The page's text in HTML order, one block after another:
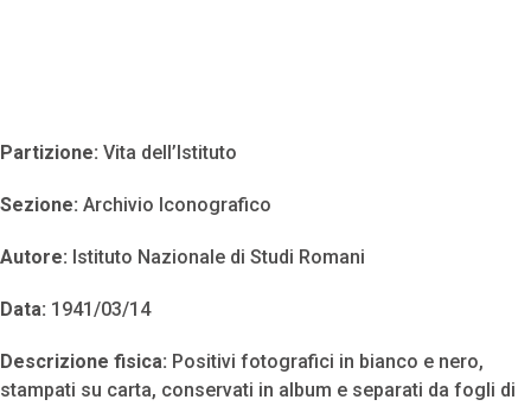
Partizione: Vita dell’Istituto
Sezione: Archivio Iconografico
Autore: Istituto Nazionale di Studi Romani
Data: 1941/03/14
Descrizione fisica: Positivi fotografici in bianco e nero,
stampati su carta, conservati in album e separati da fogli di